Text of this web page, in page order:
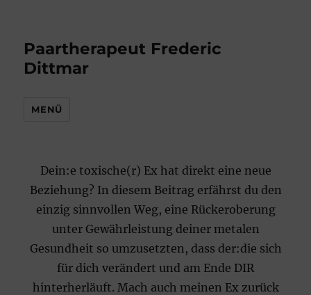
Paartherapeut Frederic
Dittmar
MENÜ
Dein:e toxische(r) Ex hat direkt eine neue
Beziehung? In diesem Beitrag erfährst du den
einzig sinnvollen Weg, eine Rückeroberung
unter Gewährleistung deiner metalen
Gesundheit so umzusetzten, dass der:die sich
für dich verändert und am Ende DIR
hinterherläuft. Mach auch meinen Ex zurück